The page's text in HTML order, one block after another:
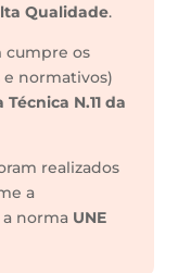
Qualidade.
cumpre os
normativos)
Técnica N.11 da
realizados
a
a norma UNE